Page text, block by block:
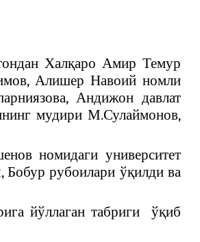
Халқаро Амир Темур
Алишер Навоий номли
Андижон давлат
мудири М.Сулаймонов,
номидаги университет
Бобур рубоилари ўқилди ва
йўллаган табриги
ўқиб